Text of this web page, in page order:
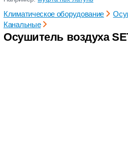
Климатическое оборудование
Канальные
Осушитель воздуха